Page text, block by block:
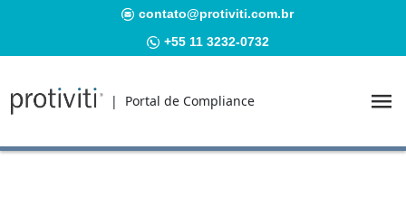
contato@protiviti.com.br
+55 11 3232-0732
| Portal de Compliance